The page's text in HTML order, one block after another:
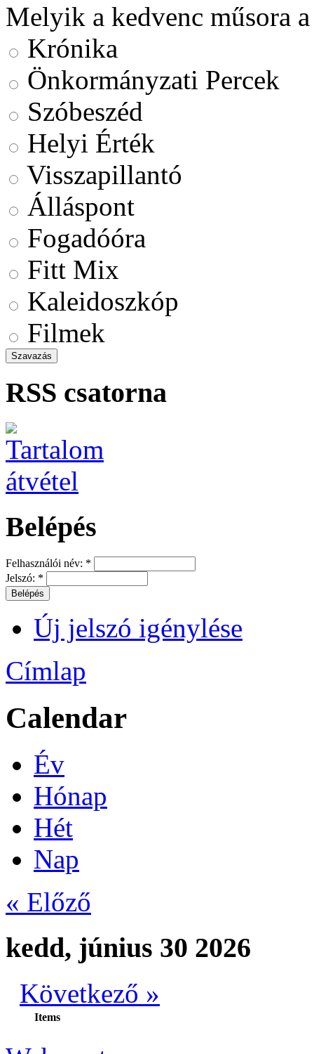
Melyik a kedvenc műsora
Krónika
Önkormányzati Percek
Szóbeszéd
Helyi Érték
Visszapillantó
Álláspont
Fogadóóra
Fitt Mix
Kaleidoszkóp
Filmek
RSS csatorna
Belépés
Felhasználói név: *
Jelszó: *
Új jelszó igénylése
Címlap
Calendar
Év
Hónap
Hét
Nap
« Előző
kedd, június 30 2026
Következő »
Items